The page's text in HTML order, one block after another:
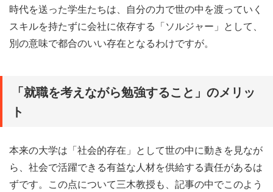
時代を送った学生たちは、自分の力で世の中を渡っていく
スキルを持たずに会社に依存する「ソルジャー」として、
別の意味で都合のいい存在となるわけですが。
「就職を考えながら勉強すること」のメリッ
ト
本来の大学は「社会的存在」として世の中に動きを見なが
ら、社会で活躍できる有益な人材を供給する責任があるは
ずです。この点について三木教授も、記事の中でこのよう